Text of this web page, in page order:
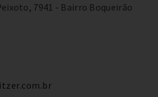
7941 - Bairro Boqueirão